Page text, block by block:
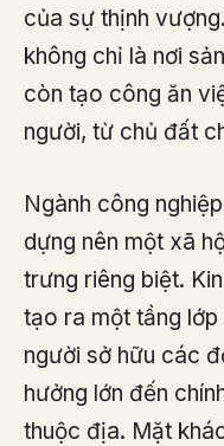
của sự thịnh
không chỉ là nơi
còn tạo công ăn
người, từ chủ đất
Ngành công
dựng nên một xã
trưng riêng biệt.
tạo ra một tầng
người sở hữu các
hưởng lớn đến
thuộc địa. Mặt